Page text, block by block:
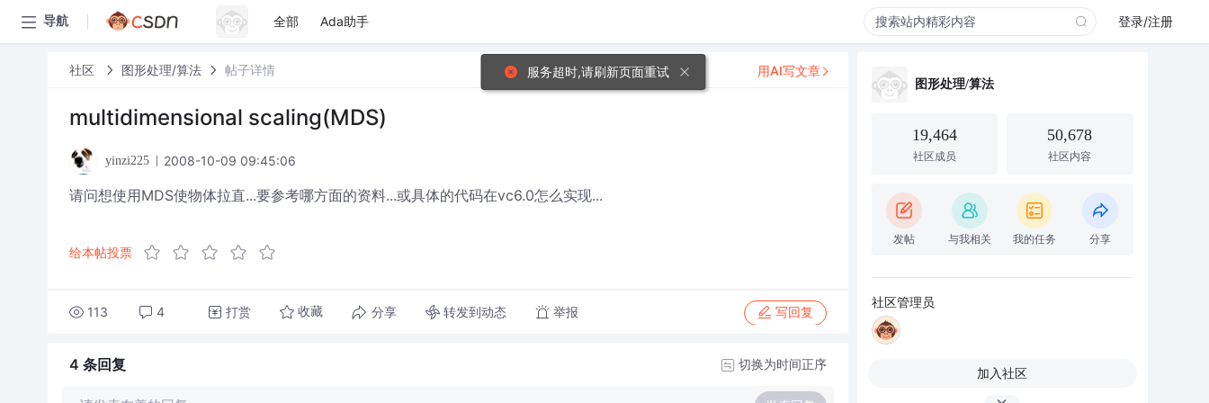
导航 全部 Ada助手 登录/注册
社区 图形处理/算法 帖子详情
multidimensional scaling(MDS)
yinzi225 2008-10-09 09:45:06
请问想使用MDS使物体拉直...要参考哪方面的资料...或具体的代码在vc6.0怎么实现...
给本帖投票
113 4 打赏 收藏 分享 转发到动态 举报 写回复
用AI写文章
4 条回复 切换为时间正序
图形处理/算法
19,464
社区成员
50,678
社区内容
发帖 与我相关 我的任务 分享
社区管理员
加入社区
服务超时,请刷新页面重试